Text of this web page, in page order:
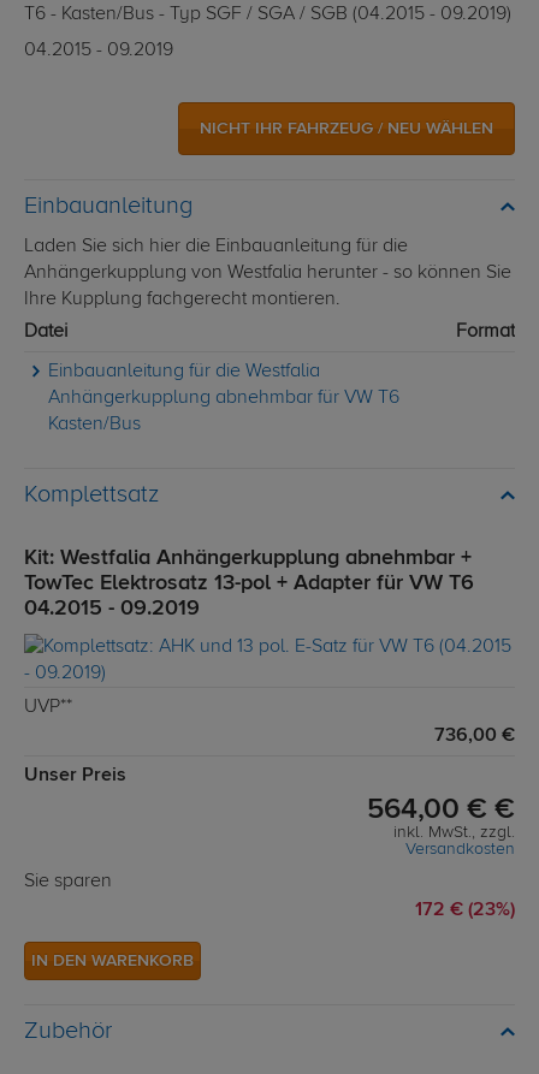
T6 - Kasten/Bus - Typ SGF / SGA / SGB (04.2015 - 09.2019)
04.2015 - 09.2019
NICHT IHR FAHRZEUG / NEU WÄHLEN
Einbauanleitung
Laden Sie sich hier die Einbauanleitung für die
Anhängerkupplung von Westfalia herunter - so können Sie
Ihre Kupplung fachgerecht montieren.
Datei
Format
Einbauanleitung für die Westfalia
Anhängerkupplung abnehmbar für VW T6
Kasten/Bus
Komplettsatz
Kit: Westfalia Anhängerkupplung abnehmbar +
TowTec Elektrosatz 13-pol + Adapter für VW T6
04.2015 - 09.2019
UVP**
736,00 €
Unser Preis
564,00 € €
inkl. MwSt., zzgl.
Versandkosten
Sie sparen
172 € (23%)
IN DEN WARENKORB
Zubehör